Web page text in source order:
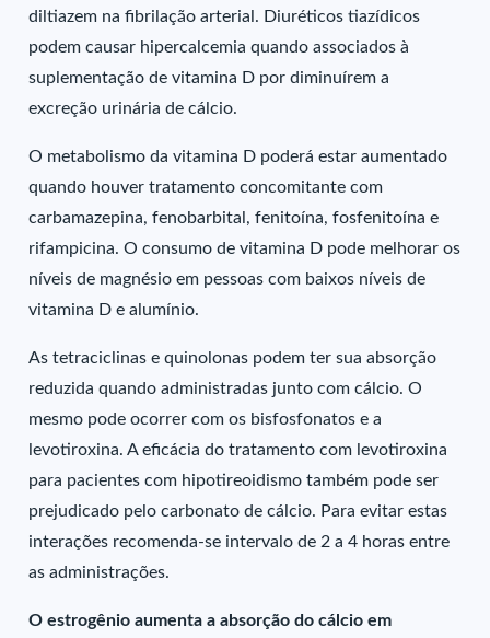
diltiazem na fibrilação arterial. Diuréticos tiazídicos
podem causar hipercalcemia quando associados à
suplementação de vitamina D por diminuírem a
excreção urinária de cálcio.
O metabolismo da vitamina D poderá estar aumentado
quando houver tratamento concomitante com
carbamazepina, fenobarbital, fenitoína, fosfenitoína e
rifampicina. O consumo de vitamina D pode melhorar os
níveis de magnésio em pessoas com baixos níveis de
vitamina D e alumínio.
As tetraciclinas e quinolonas podem ter sua absorção
reduzida quando administradas junto com cálcio. O
mesmo pode ocorrer com os bisfosfonatos e a
levotiroxina. A eficácia do tratamento com levotiroxina
para pacientes com hipotireoidismo também pode ser
prejudicado pelo carbonato de cálcio. Para evitar estas
interações recomenda-se intervalo de 2 a 4 horas entre
as administrações.
O estrogênio aumenta a absorção do cálcio em